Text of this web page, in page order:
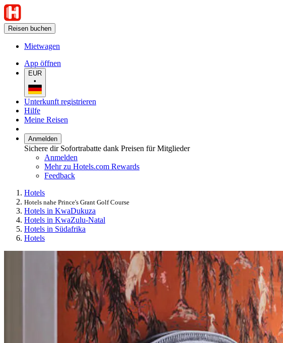
Reisen buchen
Mietwagen
App öffnen
EUR
•
Unterkunft registrieren
Hilfe
Meine Reisen
Anmelden
Sichere dir Sofortrabatte dank Preisen für Mitglieder
Anmelden
Mehr zu Hotels.com Rewards
Feedback
Hotels
Hotels nahe Prince's Grant Golf Course
Hotels in KwaDukuza
Hotels in KwaZulu-Natal
Hotels in Südafrika
Hotels